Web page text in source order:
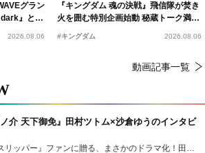
グラン
』と同
2026.08.06
『キングダム 魂の決戦』飛信隊が焚き
火を囲む特別企画始動 秘蔵トーク満載
の“キングダムキャンプ”開催
#キングダム 2026.08.06
動画記事一覧
ノ介 天下御免』田村ツトム×沙倉ゆうのインタビ